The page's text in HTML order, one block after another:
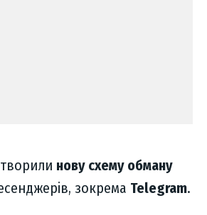
нову схему обману
зокрема Telegram.